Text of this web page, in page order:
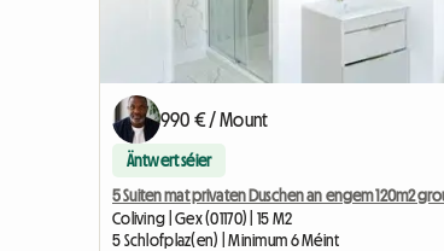
990 € / Mount
Äntwert séier
Coliving | Gex (01170) | 15 M2
5 Schlofplaz(en) | Minimum 6 Méint